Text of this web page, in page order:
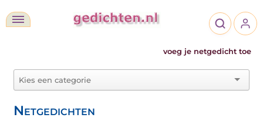
voeg je netgedicht toe
Netgedichten